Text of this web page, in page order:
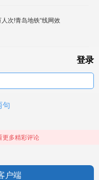
次!青岛地铁“线网效
登录
句
更多精彩评论
户端